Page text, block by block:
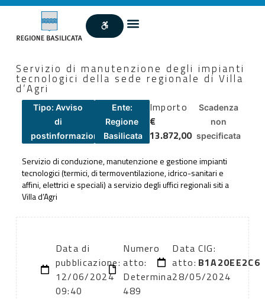
Servizio di manutenzione degli impianti
tecnologici della sede regionale di Villa
d’Agri
Tipo: Avviso
di
postinformazione
Ente:
Regione
Basilicata
Importo
€
13.872,00
Scadenza
non
specificata
Servizio di conduzione, manutenzione e gestione impianti
tecnologici (termici, di termoventilazione, idrico-sanitari e
affini, elettrici e speciali) a servizio degli uffici regionali siti a
Villa d’Agri
Data di
pubblicazione:
12/06/2024
09:40
Numero
atto:
Determina
489
Data
atto:
28/05/2024
CIG:
B1A20EE2C6